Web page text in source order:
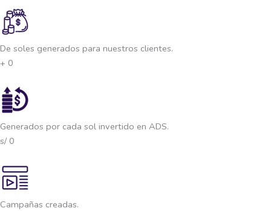
De soles generados para nuestros clientes.
+ 0
Generados por cada sol invertido en ADS.
s/ 0
Campañas creadas.